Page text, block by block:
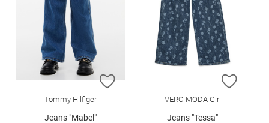
ZUR WUNSCHLISTE HINZUFÜGEN
Tommy Hilfiger
Jeans "Mabel"
ZUR
VERO MODA Girl
Jeans "Tessa"